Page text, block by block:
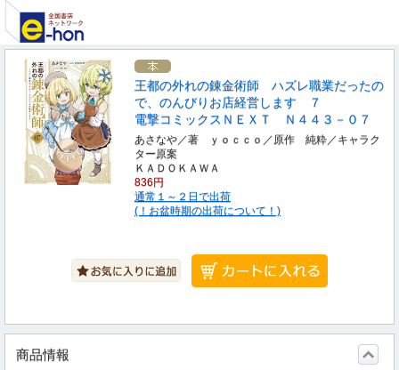
王都の外れの錬金術師 ハズレ職業だったの
で、のんびりお店経営します ７
電撃コミックスＮＥＸＴ Ｎ４４３－０７
あさなや／著 ｙｏｃｃｏ／原作 純粋／キャラク
ター原案
ＫＡＤＯＫＡＷＡ
836円
通常１～２日で出荷
(！お盆時期の出荷について！)
商品情報